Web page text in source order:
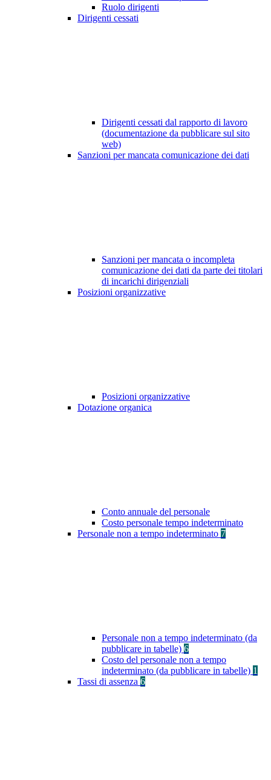
Ruolo dirigenti
Dirigenti cessati
Dirigenti cessati dal rapporto di lavoro
(documentazione da pubblicare sul sito
web)
Sanzioni per mancata comunicazione dei dati
Sanzioni per mancata o incompleta
comunicazione dei dati da parte dei titolari
di incarichi dirigenziali
Posizioni organizzative
Posizioni organizzative
Dotazione organica
Conto annuale del personale
Costo personale tempo indeterminato
Personale non a tempo indeterminato 7
Personale non a tempo indeterminato (da
pubblicare in tabelle) 6
Costo del personale non a tempo
indeterminato (da pubblicare in tabelle) 1
Tassi di assenza 6